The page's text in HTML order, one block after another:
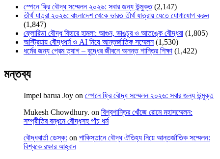
স্পেনে ফ্রি বৌদ্ধ সম্মেলন ২০২৬: সবার জন্য উন্মুক্ত (2,147)
তীর্থ যাত্রা ২০২৬: বাংলাদেশ থেকে ভারত তীর্থ যাত্রায় যেতে যোগাযোগ করুন
(1,847)
ফ্লোরিডা বৌদ্ধ বিহারে হামলা: আগুন, ভাঙচুর ও আতঙ্কে বৌদ্ধরা (1,805)
অস্ট্রিয়ায় বৌদ্ধধর্ম ও AI নিয়ে আন্তর্জাতিক সম্মেলন (1,530)
ধর্মের জন্য প্রেম ত্যাগ – বুদ্ধের জীবনে অনন্ত শান্তির শিক্ষা (1,422)
মন্তব্য
Impel barua Joy on স্পেনে ফ্রি বৌদ্ধ সম্মেলন ২০২৬: সবার জন্য উন্মুক্ত
Mukesh Chowdhury. on বিশ্বশান্তির খোঁজে রোমে মহাসম্মেলন:
সম্প্রীতির বন্ধনে বৌদ্ধসহ পাঁচ ধর্ম
বৌদ্ধবার্তা ডেস্ক: on পাকিস্তানে বৌদ্ধ ঐতিহ্য নিয়ে আন্তর্জাতিক সম্মেলন:
বিশ্বকে রক্ষার আহ্বান